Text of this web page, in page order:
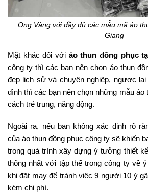
Ong Vàng với đầy đủ các mẫu mã áo
Giang
Mặt khác đối với áo thun đồng phục
công ty thì các bạn nên chọn áo thun
đẹp lịch sử và chuyên nghiệp, ngược
đình thì các bạn nên chọn những mẫu áo
cách trẻ trung, năng động.
Ngoài ra, nếu bạn không xác định rõ
của áo thun đồng phục công ty sẽ khiến
trong quá trình xây dựng ý tưởng thiết
thống nhất với tập thể trong công ty về
khi đặt may để tránh việc 9 người 10 ý
kém chi phí.